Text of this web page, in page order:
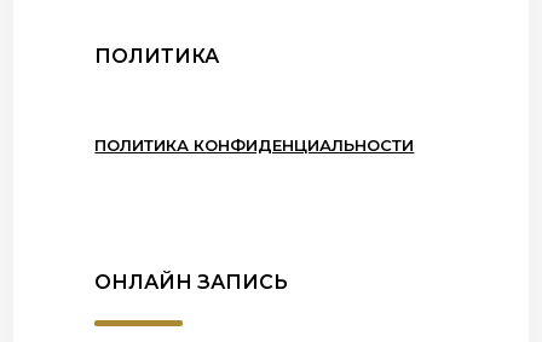
ПОЛИТИКА
ПОЛИТИКА КОНФИДЕНЦИАЛЬНОСТИ
ОНЛАЙН ЗАПИСЬ